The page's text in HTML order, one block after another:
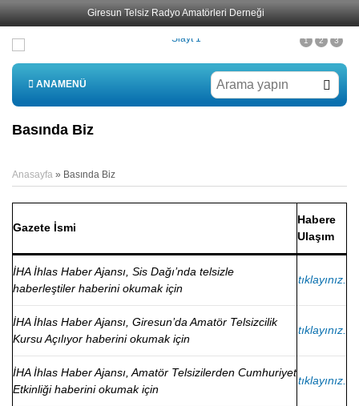
Giresun Telsiz Radyo Amatörleri Derneği
1 2 3
ANAMENÜ
Basında Biz
Anasayfa » Basında Biz
Gazete İsmi
Habere
Ulaşım
İHA İhlas Haber Ajansı, Sis Dağı’nda telsizle
haberleştiler haberini okumak için
tıklayınız.
İHA İhlas Haber Ajansı, Giresun’da Amatör Telsizcilik
Kursu Açılıyor haberini okumak için
tıklayınız.
İHA İhlas Haber Ajansı, Amatör Telsizilerden Cumhuriyet
Etkinliği haberini okumak için
tıklayınız.